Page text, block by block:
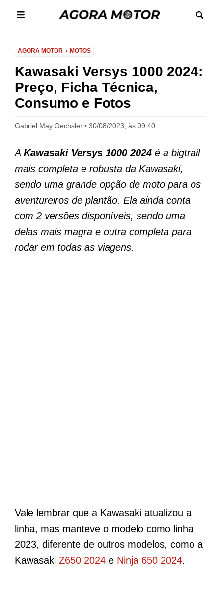
AGORA MOTOR MOTOS
Kawasaki Versys 1000 2024:
Preço, Ficha Técnica,
Consumo e Fotos
Gabriel May Oechsler 30/08/2023, às 09:40
A Kawasaki Versys 1000 2024 é a bigtrail
mais completa e robusta da Kawasaki,
sendo uma grande opção de moto para os
aventureiros de plantão. Ela ainda conta
com 2 versões disponíveis, sendo uma
delas mais magra e outra completa para
rodar em todas as viagens.
Vale lembrar que a Kawasaki atualizou a
linha, mas manteve o modelo como linha
2023, diferente de outros modelos, como a
Kawasaki Z650 2024 e Ninja 650 2024.